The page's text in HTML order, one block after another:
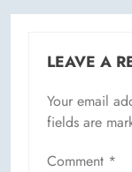
LEAVE A
Your email
fields are
Comment *